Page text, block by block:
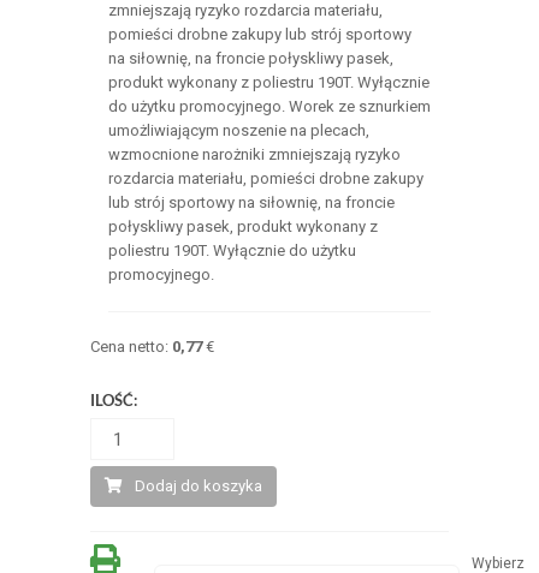
zmniejszają ryzyko rozdarcia materiału,
pomieści drobne zakupy lub strój sportowy
na siłownię, na froncie połyskliwy pasek,
produkt wykonany z poliestru 190T. Wyłącznie
do użytku promocyjnego. Worek ze sznurkiem
umożliwiającym noszenie na plecach,
wzmocnione narożniki zmniejszają ryzyko
rozdarcia materiału, pomieści drobne zakupy
lub strój sportowy na siłownię, na froncie
połyskliwy pasek, produkt wykonany z
poliestru 190T. Wyłącznie do użytku
promocyjnego.
Cena netto: 0,77€
ILOŚĆ:
Dodaj do koszyka
Wybierz